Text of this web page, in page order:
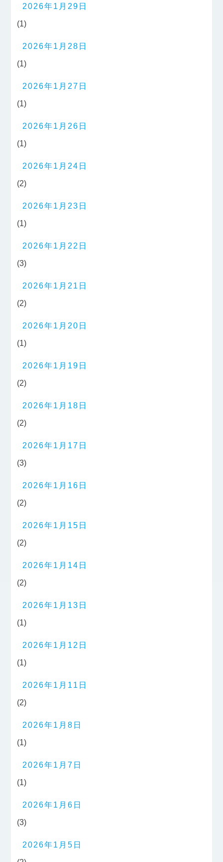
2026年1月29日
(1)
2026年1月28日
(1)
2026年1月27日
(1)
2026年1月26日
(1)
2026年1月24日
(2)
2026年1月23日
(1)
2026年1月22日
(3)
2026年1月21日
(2)
2026年1月20日
(1)
2026年1月19日
(2)
2026年1月18日
(2)
2026年1月17日
(3)
2026年1月16日
(2)
2026年1月15日
(2)
2026年1月14日
(2)
2026年1月13日
(1)
2026年1月12日
(1)
2026年1月11日
(2)
2026年1月8日
(1)
2026年1月7日
(1)
2026年1月6日
(3)
2026年1月5日